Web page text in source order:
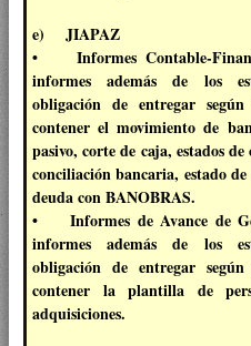
e) JIAPAZ
• Informes Contable-
informes además de los
obligación de entregar
contener el movimiento de
pasivo, corte de caja, estados
conciliación bancaria, estado
deuda con BANOBRAS.
• Informes de Avance de
informes además de los
obligación de entregar
contener la plantilla de
adquisiciones.